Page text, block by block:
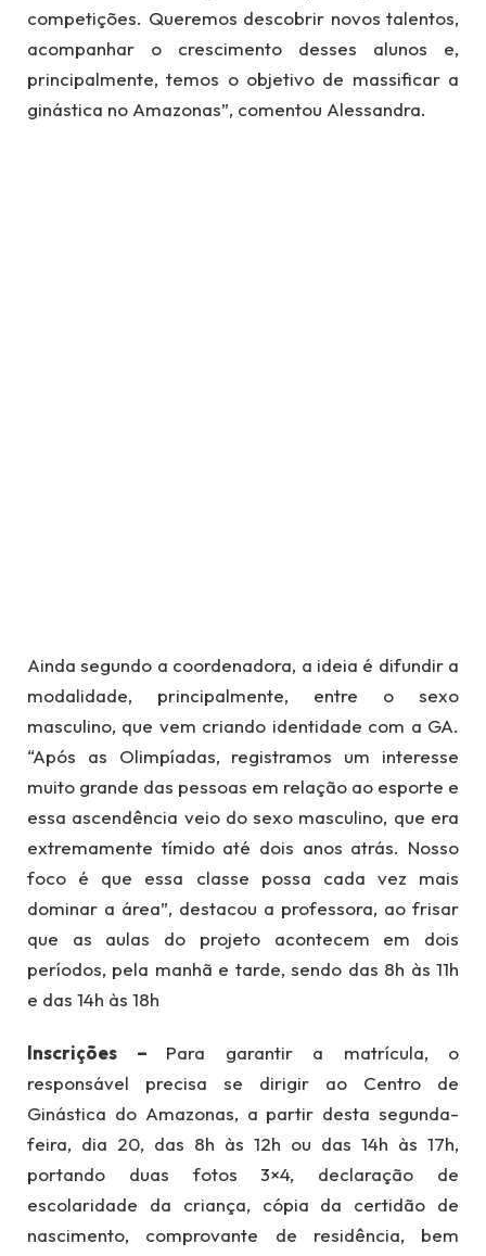
competições. Queremos descobrir novos talentos,
acompanhar o crescimento desses alunos e,
principalmente, temos o objetivo de massificar a
ginástica no Amazonas”, comentou Alessandra.
Ainda segundo a coordenadora, a ideia é difundir a
modalidade, principalmente, entre o sexo
masculino, que vem criando identidade com a GA.
“Após as Olimpíadas, registramos um interesse
muito grande das pessoas em relação ao esporte e
essa ascendência veio do sexo masculino, que era
extremamente tímido até dois anos atrás. Nosso
foco é que essa classe possa cada vez mais
dominar a área”, destacou a professora, ao frisar
que as aulas do projeto acontecem em dois
períodos, pela manhã e tarde, sendo das 8h às 11h
e das 14h às 18h
Inscrições – Para garantir a matrícula, o
responsável precisa se dirigir ao Centro de
Ginástica do Amazonas, a partir desta segunda-
feira, dia 20, das 8h às 12h ou das 14h às 17h,
portando duas fotos 3×4, declaração de
escolaridade da criança, cópia da certidão de
nascimento, comprovante de residência, bem